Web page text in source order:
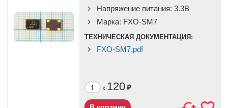
Напряжение питания: 3.3В
Марка: FXO-SM7
ТЕХНИЧЕСКАЯ ДОКУМЕНТАЦИЯ:
FXO-SM7.pdf
x 120₽